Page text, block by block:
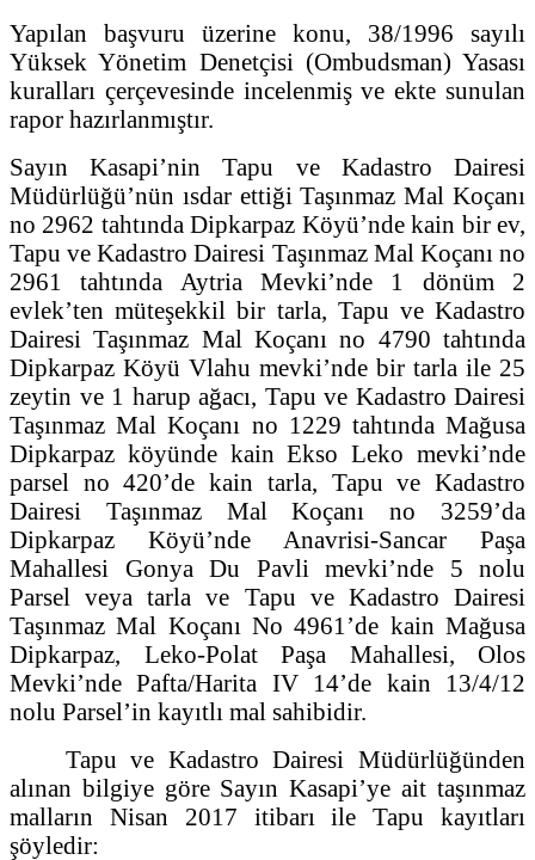
Yapılan başvuru üzerine konu, 38/1996 sayılı
Yüksek Yönetim Denetçisi (Ombudsman) Yasası
kuralları çerçevesinde incelenmiş ve ekte sunulan
rapor hazırlanmıştır.
Sayın Kasapi’nin Tapu ve Kadastro Dairesi
Müdürlüğü’nün ısdar ettiği Taşınmaz Mal Koçanı
no 2962 tahtında Dipkarpaz Köyü’nde kain bir ev,
Tapu ve Kadastro Dairesi Taşınmaz Mal Koçanı no
2961 tahtında Aytria Mevki’nde 1 dönüm 2
evlek’ten müteşekkil bir tarla, Tapu ve Kadastro
Dairesi Taşınmaz Mal Koçanı no 4790 tahtında
Dipkarpaz Köyü Vlahu mevki’nde bir tarla ile 25
zeytin ve 1 harup ağacı, Tapu ve Kadastro Dairesi
Taşınmaz Mal Koçanı no 1229 tahtında Mağusa
Dipkarpaz köyünde kain Ekso Leko mevki’nde
parsel no 420’de kain tarla, Tapu ve Kadastro
Dairesi Taşınmaz Mal Koçanı no 3259’da
Dipkarpaz Köyü’nde Anavrisi-Sancar Paşa
Mahallesi Gonya Du Pavli mevki’nde 5 nolu
Parsel veya tarla ve Tapu ve Kadastro Dairesi
Taşınmaz Mal Koçanı No 4961’de kain Mağusa
Dipkarpaz, Leko-Polat Paşa Mahallesi, Olos
Mevki’nde Pafta/Harita IV 14’de kain 13/4/12
nolu Parsel’in kayıtlı mal sahibidir.
Tapu ve Kadastro Dairesi Müdürlüğünden
alınan bilgiye göre Sayın Kasapi’ye ait taşınmaz
malların Nisan 2017 itibarı ile Tapu kayıtları
şöyledir: